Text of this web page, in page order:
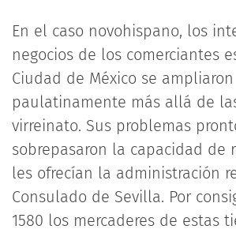
En el caso novohispano, los
negocios de los comerciantes
Ciudad de México se ampliaron
paulatinamente más allá de
virreinato. Sus problemas
sobrepasaron la capacidad de
les ofrecían la administración
Consulado de Sevilla. Por
1580 los mercaderes de estas